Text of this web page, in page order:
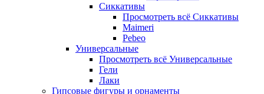
Сиккативы
Просмотреть всё Сиккативы
Maimeri
Pebeo
Универсальные
Просмотреть всё Универсальные
Гели
Лаки
Гипсовые фигуры и орнаменты